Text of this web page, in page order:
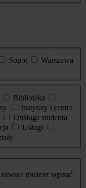
Sopot
Warszawa
Biblioteka
Instytuty i centra
Obsługa studenta
Usługi
zawsze możesz wpisać